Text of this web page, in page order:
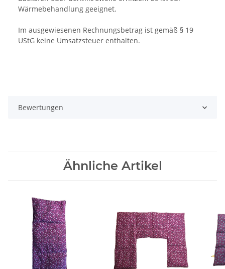
Wärmebehandlung geeignet.
Im ausgewiesenen Rechnungsbetrag ist gemäß § 19
UStG keine Umsatzsteuer enthalten.
Bewertungen
Ähnliche Artikel